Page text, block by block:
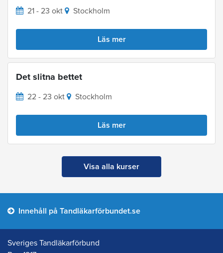
21 - 23 okt Stockholm
Läs mer
Det slitna bettet
22 - 23 okt Stockholm
Läs mer
Visa alla kurser
Innehåll på Tandläkarförbundet.se
Sveriges Tandläkarförbund